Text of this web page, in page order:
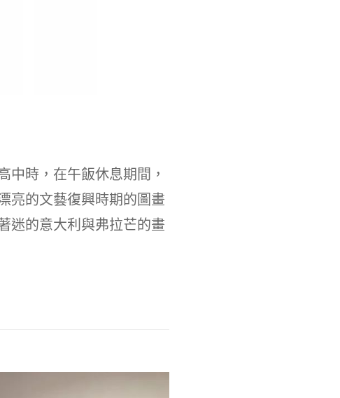
中時，在午飯休息期間，
亮的文藝復興時期的圖畫
迷的意大利與弗拉芒的畫